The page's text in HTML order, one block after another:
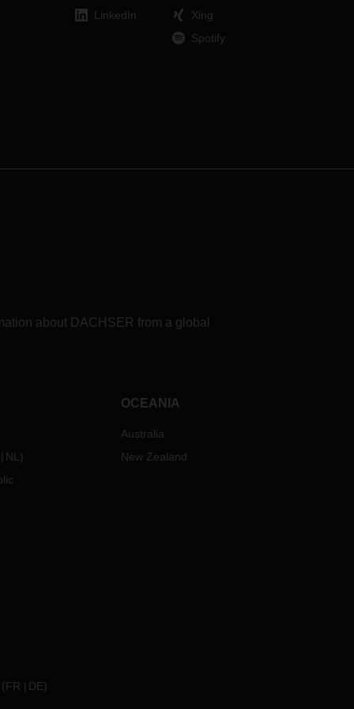
LinkedIn
Xing
Spotify
about DACHSER from a global
NL )
FR DE)
OCEANIA
Australia
New Zealand